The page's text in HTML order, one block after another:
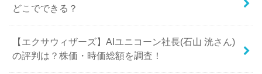
どこでできる？
【エクサウィザーズ】AIユニコーン社長(石山 洸さん)
の評判は？株価・時価総額を調査！